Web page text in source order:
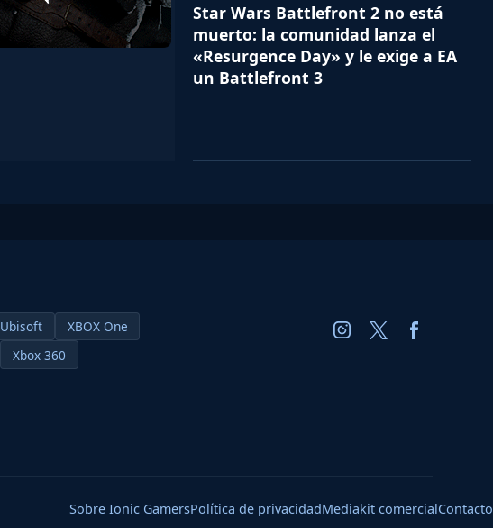
Star Wars Battlefront 2 no está
muerto: la comunidad lanza el
«Resurgence Day» y le exige a EA
un Battlefront 3
Ubisoft
XBOX One
Xbox 360
Sobre Ionic GamersPolítica de privacidadMediakit comercialContacto